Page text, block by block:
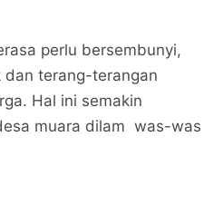
perlu bersembunyi,
dan terang-terangan
Hal ini semakin
muara dilam was-was